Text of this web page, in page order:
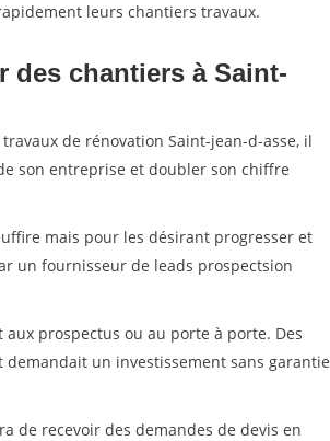
leurs chantiers travaux.
des chantiers à Saint-
de rénovation Saint-jean-d-asse, il
son entreprise et doubler son chiffre
mais pour les désirant progresser et
un fournisseur de leads prospectsion
prospectus ou au porte à porte. Des
un investissement sans garantie
de recevoir des demandes de devis en